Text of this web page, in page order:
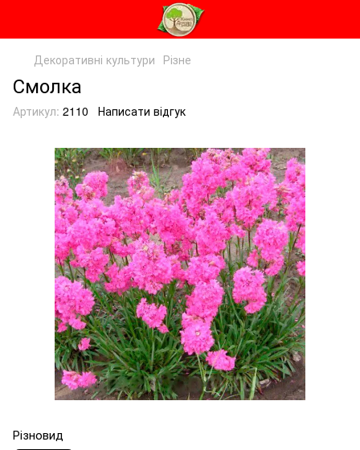
Декоративні культури Різне
Смолка
Артикул: 2110 Написати відгук
Різновид